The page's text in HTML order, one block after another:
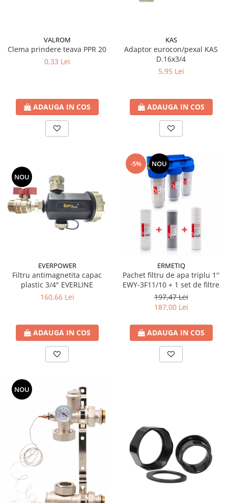
VALROM
Clema prindere teava PPR 20
0,33 Lei
ADAUGA IN COS
KAS
Adaptor eurocon/pexal KAS
D.16x3/4
5,95 Lei
ADAUGA IN COS
NOU
EVERPOWER
Filtru antimagnetita capac
plastic 3/4" EVERLINE
160,66 Lei
ADAUGA IN COS
-5% NOU
ERMETIQ
Pachet filtru de apa triplu 1''
EWY-3F11/10 + 1 set de filtre
197,47 Lei
187,00 Lei
ADAUGA IN COS
NOU